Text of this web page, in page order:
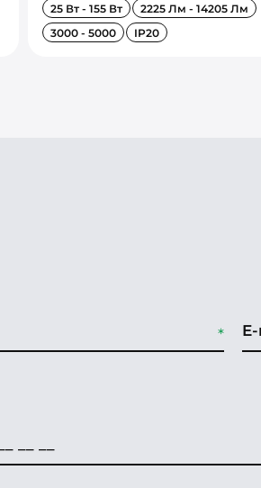
25 Вт - 155 Вт
2225 Лм - 14205 Лм
3000 - 5000
IP20